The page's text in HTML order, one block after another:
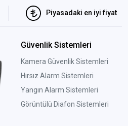
Piyasadaki en iyi fiyat
Güvenlik Sistemleri
Kamera Güvenlik Sistemleri
Hırsız Alarm Sistemleri
Yangın Alarm Sistemleri
Görüntülü Diafon Sistemleri